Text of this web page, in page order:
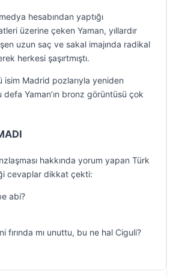
hesabından yaptığı
üzerine çeken Yaman, yıllardır
uzun saç ve sakal imajında radikal
herkesi şaşırtmıştı.
isim Madrid pozlarıyla yeniden
Yaman’ın bronz görüntüsü çok
hakkında yorum yapan Türk
cevaplar dikkat çekti:
abi?
fırında mı unuttu, bu ne hal Ciguli?